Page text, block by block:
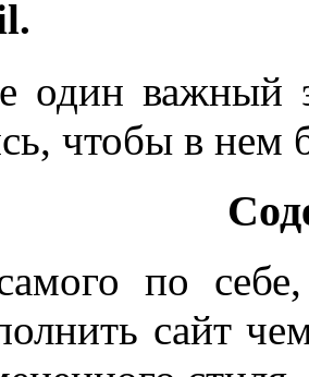
один важный
чтобы в нем
по
сайт